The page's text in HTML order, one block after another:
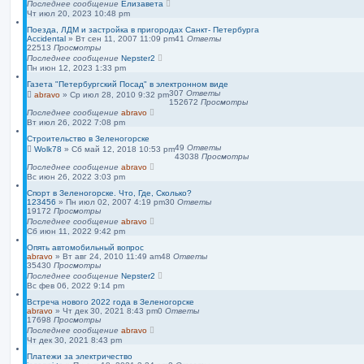
Последнее сообщение Елизавета
Чт июл 20, 2023 10:48 pm
Поезда, ЛДМ и застройка в пригородах Санкт- Петербурга
Accidental » Вт сен 11, 2007 11:09 pm41 Ответы
22513 Просмотры
Последнее сообщение Nepster2
Пн июн 12, 2023 1:33 pm
Газета "Петербургский Посад" в электронном виде
abravo » Ср июл 28, 2010 9:32 pm307 Ответы
152672 Просмотры
Последнее сообщение abravo
Вт июл 26, 2022 7:08 pm
Строительство в Зеленогорске
Wolk78 » Сб май 12, 2018 10:53 pm49 Ответы
43038 Просмотры
Последнее сообщение abravo
Вс июн 26, 2022 3:03 pm
Спорт в Зеленогорске. Что, Где, Сколько?
123456 » Пн июл 02, 2007 4:19 pm30 Ответы
19172 Просмотры
Последнее сообщение abravo
Сб июн 11, 2022 9:42 pm
Опять автомобильный вопрос
abravo » Вт авг 24, 2010 11:49 am48 Ответы
35430 Просмотры
Последнее сообщение Nepster2
Вс фев 06, 2022 9:14 pm
Встреча нового 2022 года в Зеленогорске
abravo » Чт дек 30, 2021 8:43 pm0 Ответы
17698 Просмотры
Последнее сообщение abravo
Чт дек 30, 2021 8:43 pm
Платежи за электричество